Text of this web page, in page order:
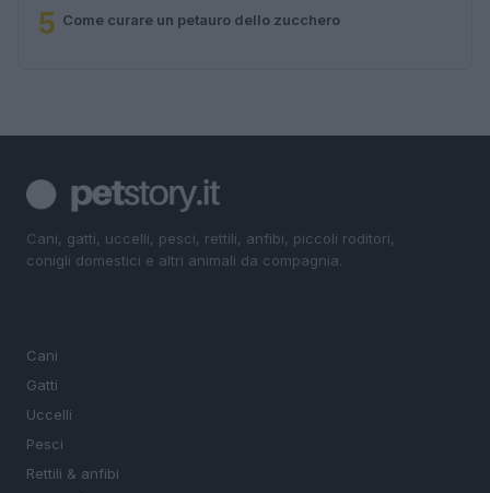
5 Come curare un petauro dello zucchero
Cani, gatti, uccelli, pesci, rettili, anfibi, piccoli roditori,
conigli domestici e altri animali da compagnia.
Cani
Gatti
Uccelli
Pesci
Rettili & anfibi